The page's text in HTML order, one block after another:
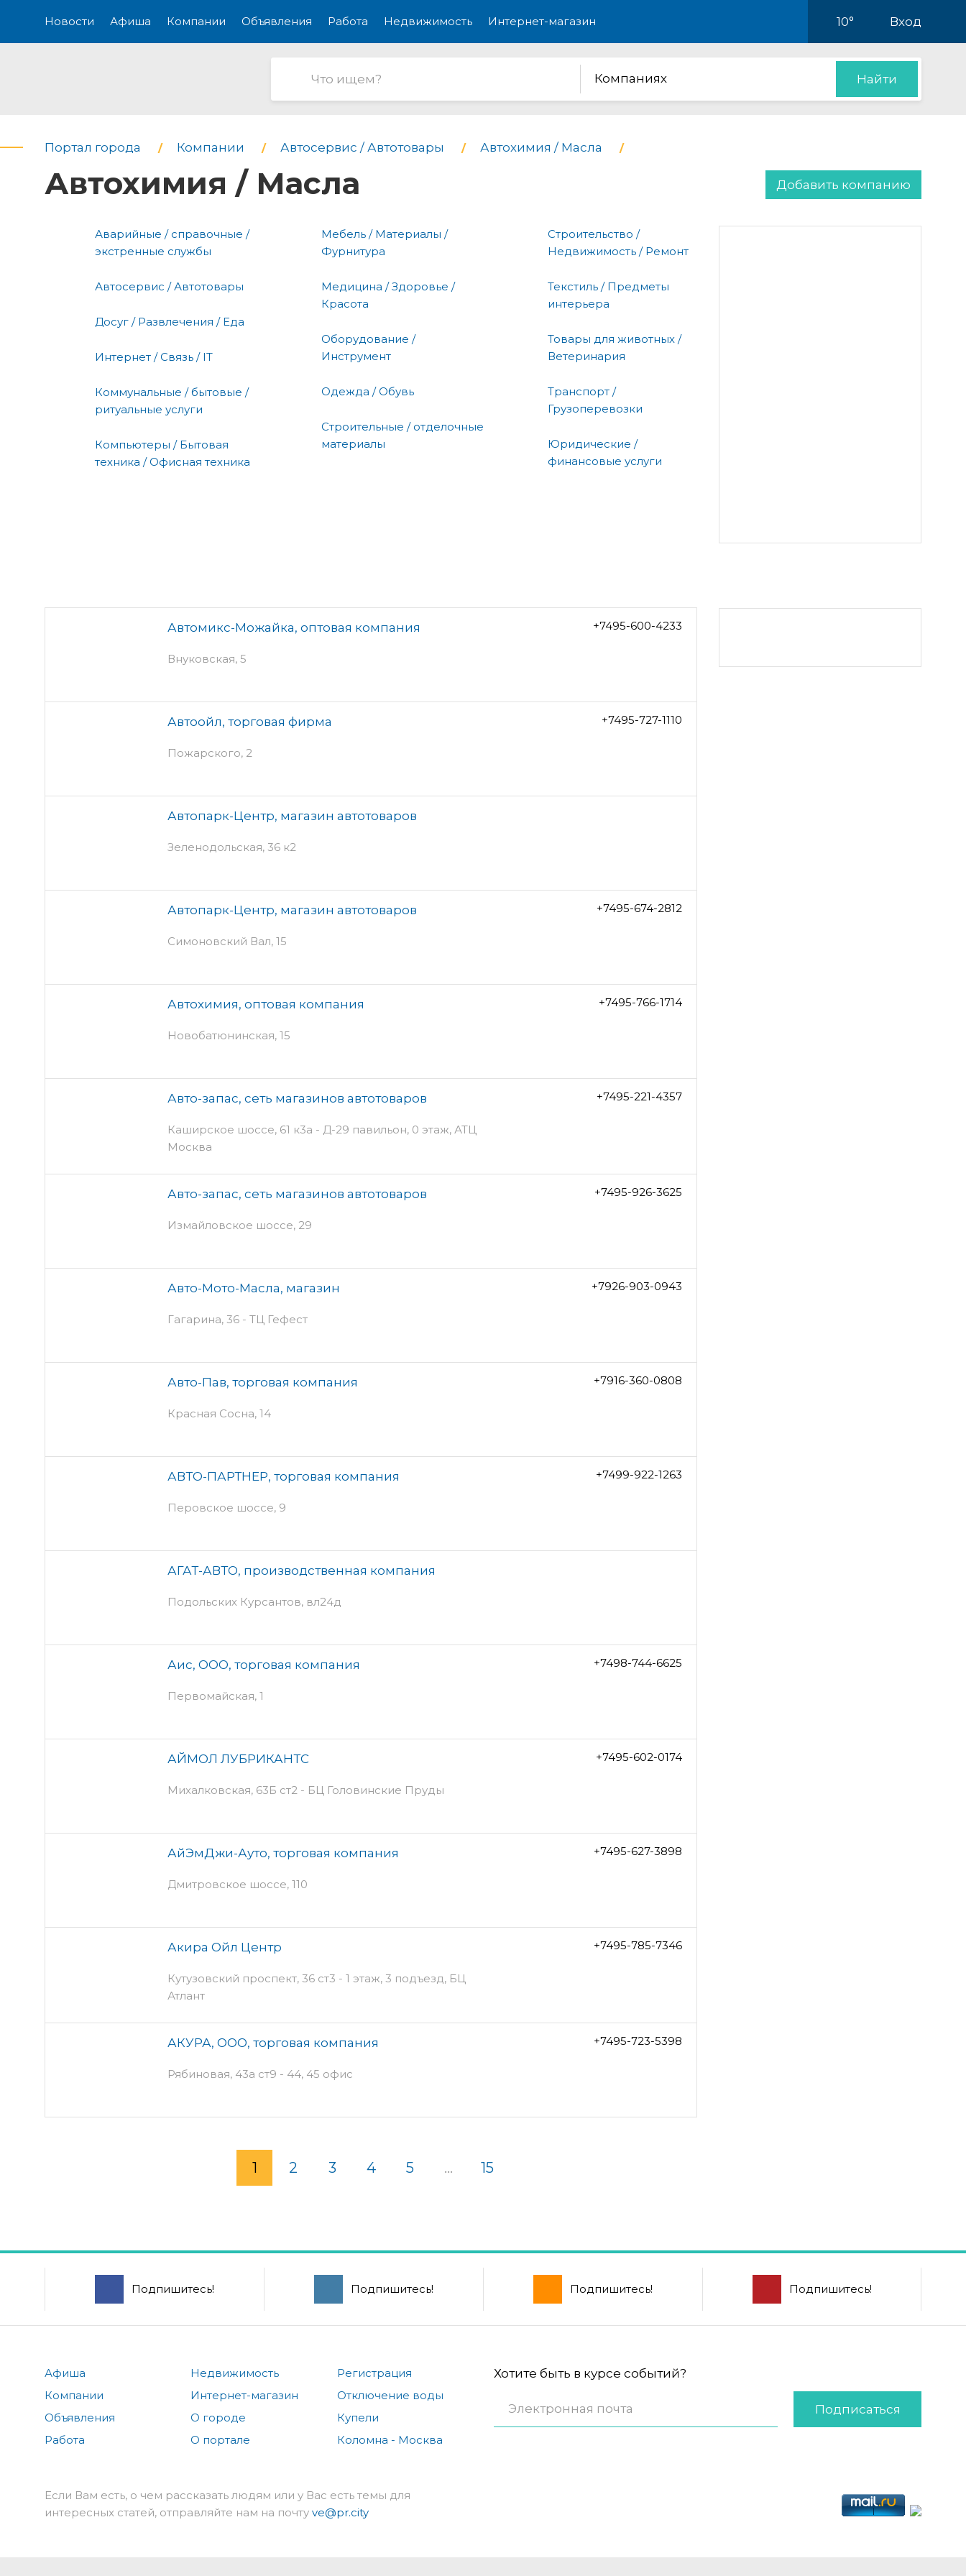
Новости Афиша Компании Объявления Работа Недвижимость Интернет-магазин 10° Вход
Компаниях Найти
Портал города Компании Автосервис / Автотовары Автохимия / Масла
Автохимия / Масла Добавить компанию
Аварийные / справочные /
экстренные службы
Автосервис / Автотовары
Досуг / Развлечения / Еда
Интернет / Связь / IT
Коммунальные / бытовые /
ритуальные услуги
Компьютеры / Бытовая
техника / Офисная техника
Мебель / Материалы /
Фурнитура
Медицина / Здоровье /
Красота
Оборудование /
Инструмент
Одежда / Обувь
Строительные / отделочные
материалы
Строительство /
Недвижимость / Ремонт
Текстиль / Предметы
интерьера
Товары для животных /
Ветеринария
Транспорт /
Грузоперевозки
Юридические /
финансовые услуги
Автомикс-Можайка, оптовая компания
Внуковская, 5
+7495-600-4233
Автоойл, торговая фирма
Пожарского, 2
+7495-727-1110
Автопарк-Центр, магазин автотоваров
Зеленодольская, 36 к2
Автопарк-Центр, магазин автотоваров
Симоновский Вал, 15
+7495-674-2812
Автохимия, оптовая компания
Новобатюнинская, 15
+7495-766-1714
Авто-запас, сеть магазинов автотоваров
Каширское шоссе, 61 к3а - Д-29 павильон, 0 этаж, АТЦ
Москва
+7495-221-4357
Авто-запас, сеть магазинов автотоваров
Измайловское шоссе, 29
+7495-926-3625
Авто-Мото-Масла, магазин
Гагарина, 36 - ТЦ Гефест
+7926-903-0943
Авто-Пав, торговая компания
Красная Сосна, 14
+7916-360-0808
АВТО-ПАРТНЕР, торговая компания
Перовское шоссе, 9
+7499-922-1263
АГАТ-АВТО, производственная компания
Подольских Курсантов, вл24д
Аис, ООО, торговая компания
Первомайская, 1
+7498-744-6625
АЙМОЛ ЛУБРИКАНТС
Михалковская, 63Б ст2 - БЦ Головинские Пруды
+7495-602-0174
АйЭмДжи-Ауто, торговая компания
Дмитровское шоссе, 110
+7495-627-3898
Акира Ойл Центр
Кутузовский проспект, 36 ст3 - 1 этаж, 3 подъезд, БЦ
Атлант
+7495-785-7346
АКУРА, ООО, торговая компания
Рябиновая, 43а ст9 - 44, 45 офис
+7495-723-5398
1 2 3 4 5 ... 15
Подпишитесь! Подпишитесь! Подпишитесь! Подпишитесь!
Афиша
Компании
Объявления
Работа
Недвижимость
Интернет-магазин
О городе
О портале
Регистрация
Отключение воды
Купели
Коломна - Москва
Хотите быть в курсе событий?
Подписаться
Если Вам есть, о чем рассказать людям или у Вас есть темы для
интересных статей, отправляйте нам на почту ve@pr.city